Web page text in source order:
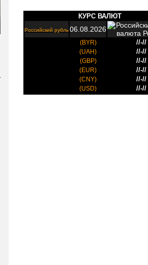
КУРС ВАЛЮТ
Российский рубль06.08.2026
(BYR) //-//
(UAH) //-//
(GBP) //-//
(EUR) //-//
(CNY) //-//
(USD) //-//